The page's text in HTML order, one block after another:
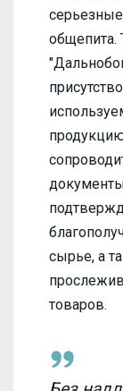
общепита.
сырье, а
товаров.